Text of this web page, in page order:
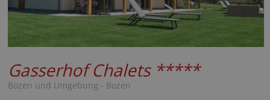
Gasserhof Chalets *****
Bozen und Umgebung - Bozen